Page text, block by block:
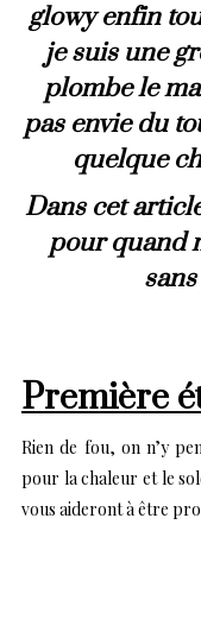
glowy enfin
je suis une
plombe le
pas envie du
quelque
Dans cet
pour quand
Première
Rien de fou, on n’y
pour la chaleur et le
vous aideront à être